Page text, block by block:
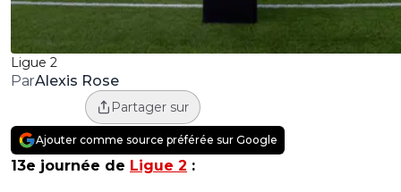
Ligue 2
ParAlexis Rose
Partager sur
Ajouter comme source préférée sur Google
13e journée de Ligue 2 :